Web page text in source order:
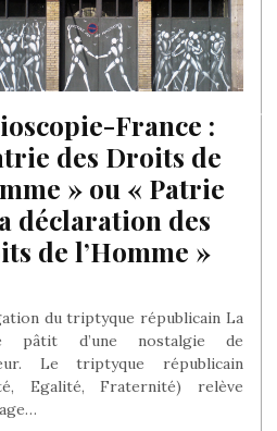
France :
des Droits de
» ou « Patrie
déclaration des
de l’Homme »
du triptyque républicain La
pâtit d’une nostalgie de
Le triptyque républicain
Egalité, Fraternité) relève